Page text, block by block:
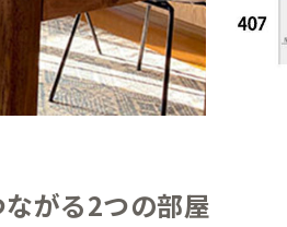
ながる2つの部屋